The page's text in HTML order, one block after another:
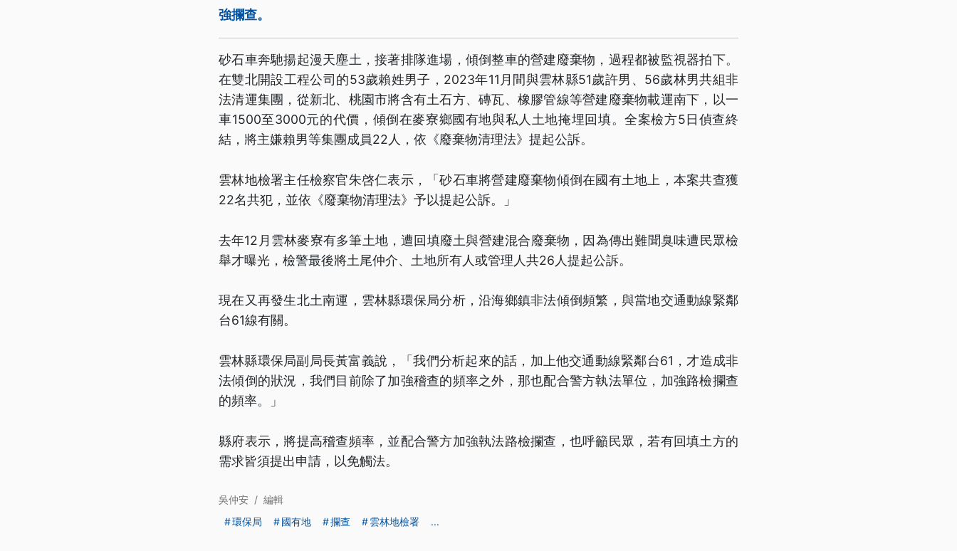
強攔查。
砂石車奔馳揚起漫天塵土，接著排隊進場，傾倒整車的營建廢棄物，過程都被監視器拍下。
在雙北開設工程公司的53歲賴姓男子，2023年11月間與雲林縣51歲許男、56歲林男共組非
法清運集團，從新北、桃園市將含有土石方、磚瓦、橡膠管線等營建廢棄物載運南下，以一
車1500至3000元的代價，傾倒在麥寮鄉國有地與私人土地掩埋回填。全案檢方5日偵查終
結，將主嫌賴男等集團成員22人，依《廢棄物清理法》提起公訴。
雲林地檢署主任檢察官朱啓仁表示，「砂石車將營建廢棄物傾倒在國有土地上，本案共查獲
22名共犯，並依《廢棄物清理法》予以提起公訴。」
去年12月雲林麥寮有多筆土地，遭回填廢土與營建混合廢棄物，因為傳出難聞臭味遭民眾檢
舉才曝光，檢警最後將土尾仲介、土地所有人或管理人共26人提起公訴。
現在又再發生北土南運，雲林縣環保局分析，沿海鄉鎮非法傾倒頻繁，與當地交通動線緊鄰
台61線有關。
雲林縣環保局副局長黃富義說，「我們分析起來的話，加上他交通動線緊鄰台61，才造成非
法傾倒的狀況，我們目前除了加強稽查的頻率之外，那也配合警方執法單位，加強路檢攔查
的頻率。」
縣府表示，將提高稽查頻率，並配合警方加強執法路檢攔查，也呼籲民眾，若有回填土方的
需求皆須提出申請，以免觸法。
吳仲安 / 編輯
環保局
國有地 攔查 雲林地檢署 ...